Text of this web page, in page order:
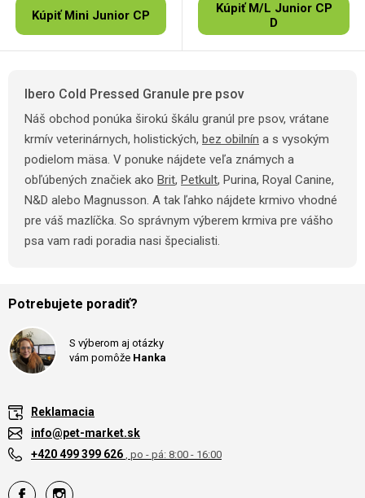
Kúpiť Mini Junior CP
Kúpiť M/L Junior CP
D
Ibero Cold Pressed Granule pre psov
Náš obchod ponúka širokú škálu granúl pre psov, vrátane
krmív veterinárnych, holistických, bez obilnín a s vysokým
podielom mäsa. V ponuke nájdete veľa známych a
obľúbených značiek ako Brit, Petkult, Purina, Royal Canine,
N&D alebo Magnusson. A tak ľahko nájdete krmivo vhodné
pre váš mazlíčka. So správnym výberem krmiva pre vášho
psa vam radi poradia nasi špecialisti.
Potrebujete poradiť?
S výberom aj otázky
vám pomôže Hanka
Reklamacia
info@pet-market.sk
+420 499 399 626 , po - pá: 8:00 - 16:00